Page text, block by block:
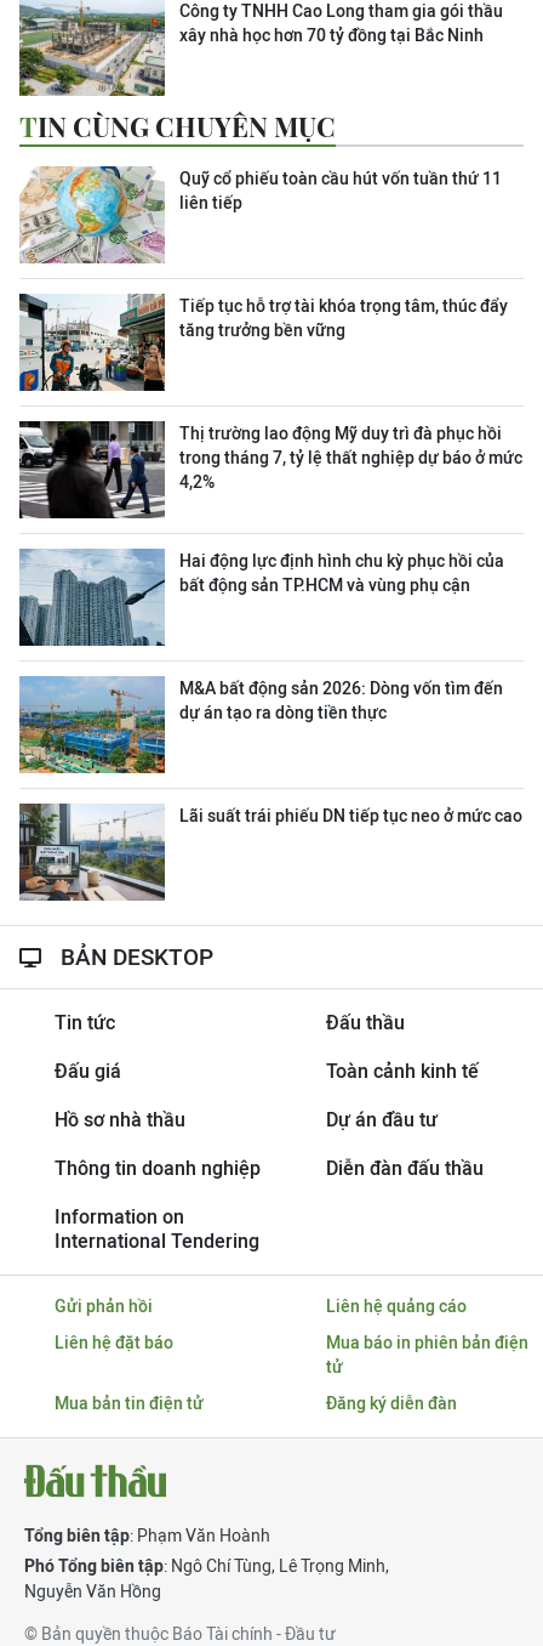
Công ty TNHH Cao Long tham gia gói thầu
xây nhà học hơn 70 tỷ đồng tại Bắc Ninh
TIN CÙNG CHUYÊN MỤC
Quỹ cổ phiếu toàn cầu hút vốn tuần thứ 11
liên tiếp
Tiếp tục hỗ trợ tài khóa trọng tâm, thúc đẩy
tăng trưởng bền vững
Thị trường lao động Mỹ duy trì đà phục hồi
trong tháng 7, tỷ lệ thất nghiệp dự báo ở mức
4,2%
Hai động lực định hình chu kỳ phục hồi của
bất động sản TP.HCM và vùng phụ cận
M&A bất động sản 2026: Dòng vốn tìm đến
dự án tạo ra dòng tiền thực
Lãi suất trái phiếu DN tiếp tục neo ở mức cao
BẢN DESKTOP
Tin tức Đấu thầu
Đấu giá Toàn cảnh kinh tế
Hồ sơ nhà thầu Dự án đầu tư
Thông tin doanh nghiệp Diễn đàn đấu thầu
Information on
International Tendering
Gửi phản hồi
Liên hệ quảng cáo
Liên hệ đặt báo
Mua báo in phiên bản điện
tử
Mua bản tin điện tử
Đăng ký diễn đàn
Tổng biên tập: Phạm Văn Hoành
Phó Tổng biên tập: Ngô Chí Tùng, Lê Trọng Minh,
Nguyễn Văn Hồng
© Bản quyền thuộc Báo Tài chính - Đầu tư